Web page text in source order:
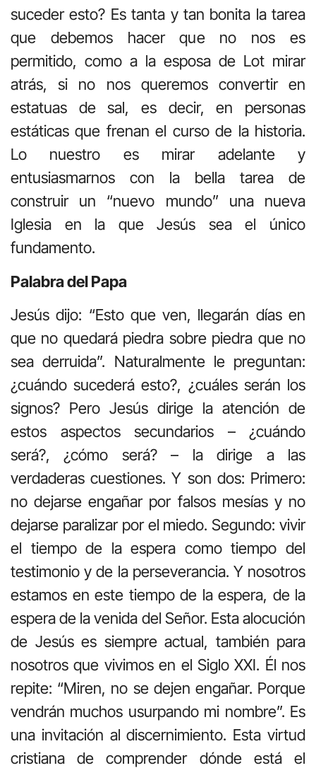
suceder esto? Es tanta y tan bonita la tarea
que debemos hacer que no nos es
permitido, como a la esposa de Lot mirar
atrás, si no nos queremos convertir en
estatuas de sal, es decir, en personas
estáticas que frenan el curso de la historia.
Lo nuestro es mirar adelante y
entusiasmarnos con la bella tarea de
construir un “nuevo mundo” una nueva
Iglesia en la que Jesús sea el único
fundamento.
Palabra del Papa
Jesús dijo: “Esto que ven, llegarán días en
que no quedará piedra sobre piedra que no
sea derruida”. Naturalmente le preguntan:
¿cuándo sucederá esto?, ¿cuáles serán los
signos? Pero Jesús dirige la atención de
estos aspectos secundarios – ¿cuándo
será?, ¿cómo será? – la dirige a las
verdaderas cuestiones. Y son dos: Primero:
no dejarse engañar por falsos mesías y no
dejarse paralizar por el miedo. Segundo: vivir
el tiempo de la espera como tiempo del
testimonio y de la perseverancia. Y nosotros
estamos en este tiempo de la espera, de la
espera de la venida del Señor. Esta alocución
de Jesús es siempre actual, también para
nosotros que vivimos en el Siglo XXI. Él nos
repite: “Miren, no se dejen engañar. Porque
vendrán muchos usurpando mi nombre”. Es
una invitación al discernimiento. Esta virtud
cristiana de comprender dónde está el